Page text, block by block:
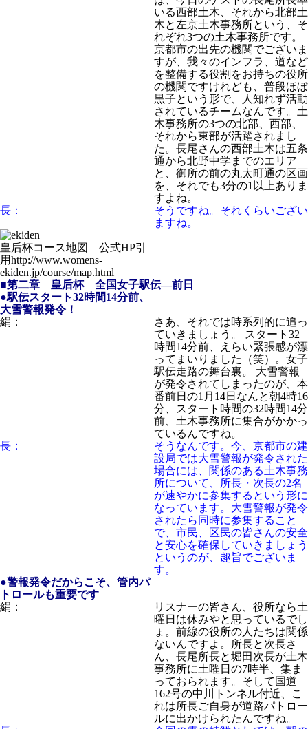
いる西部土木、それから北部土
木と左京土木事務所という、そ
れぞれ3つの土木事務所です。
京都市の出先の機関でございま
すが、我々のインフラ、道など
を整備する役割をお持ちの役所
の機関ですけれども、普段ほぼ
黒子という形で、人知れず活動
されているチームなんです。土
木事務所の3つの北部、西部、
それから東部が活躍されまし
た。長尾さんの西部土木は五条
通から北野中学までのエリア
と、御所の前の丸太町通の区画
を、それでも3分の1以上ありま
すよね。
長：
そうですね。それくらいござい
ますね。
皇后杯コース地図 公式HP引
用http://www.womens-
ekiden.jp/course/map.html
■第二章 皇后杯 全国女子駅伝―前日
●駅伝スタート32時間14分前、
大雪警報発令！
絹：
さあ、それでは時系列的に追っ
ていきましょう。 スタート32
時間14分前、えらい緊張感が漂
ってまいりました（笑）。女子
駅伝走路の舞台裏。 大雪警報
が発令されてしまったのが、本
番前日の1月14日なんと朝4時16
分、スタート時間の32時間14分
前、土木事務所に集合がかかっ
ているんですね。
長：
そうなんです。今、京都市の建
設局では大雪警報が発令された
場合には、関係のある土木事務
所について、所長・次長の2名
が速やかに参集するという形に
なっています。大雪警報が発令
されたら同時に参集すること
で、市民、区民の皆さんの安全
と安心を確保していきましょう
というのが、趣旨でございま
す。
●警報発令だからこそ、管内パ
トロールも重要です
絹：
リスナーの皆さん、役所なら土
曜日は休みやと思っているでし
ょ。前線の役所の人たちは関係
ないんですよ。所長と次長さ
ん、長尾所長と堀田次長が土木
事務所に土曜日の7時半、集ま
っておられます。そして国道
162号の中川トンネル付近、こ
れは所長ご自身が道路パトロー
ルに出かけられたんですね。